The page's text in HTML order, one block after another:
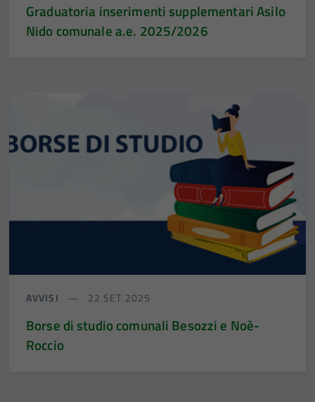
Graduatoria inserimenti supplementari Asilo
Nido comunale a.e. 2025/2026
AVVISI 22 SET 2025
Borse di studio comunali Besozzi e Noè-
Roccio